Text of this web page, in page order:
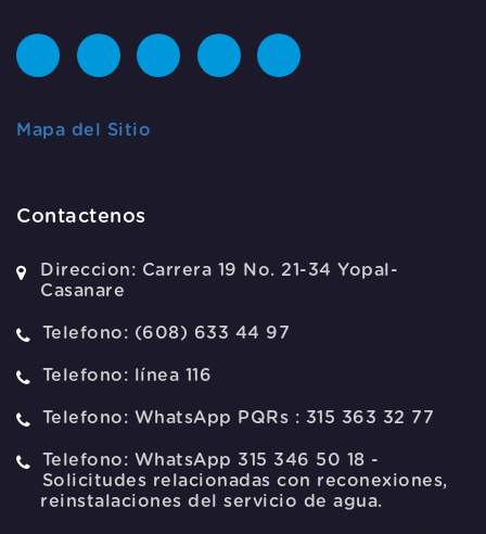
Mapa del Sitio
Contactenos
Direccion: Carrera 19 No. 21-34 Yopal-
Casanare
Telefono: (608) 633 44 97
Telefono: línea 116
Telefono: WhatsApp PQRs : 315 363 32 77
Telefono: WhatsApp 315 346 50 18 -
Solicitudes relacionadas con reconexiones,
reinstalaciones del servicio de agua.